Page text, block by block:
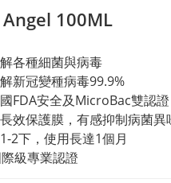
100ML
各種細菌與病毒
新冠變種病毒99.9%
FDA安全及MicroBac雙認證
效保護膜，有感抑制病菌異
2下，使用長達1個月
級專業認證